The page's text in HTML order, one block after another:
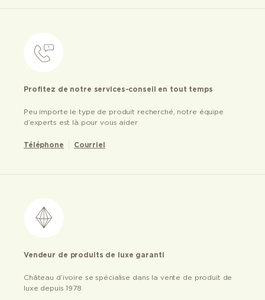
Profitez de notre services-conseil en tout temps
Peu importe le type de produit recherché, notre équipe
d’experts est là pour vous aider
Téléphone Courriel
Vendeur de produits de luxe garanti
Château d’ivoire se spécialise dans la vente de produit de
luxe depuis 1978